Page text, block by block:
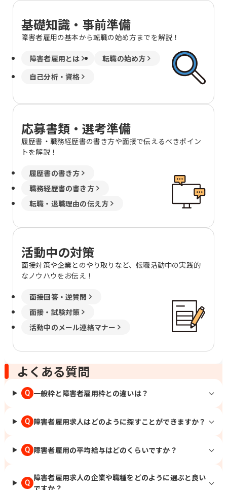
基礎知識・事前準備
障害者雇用の基本から転職の始め方までを解説！
障害者雇用とは
転職の始め方
自己分析・資格
応募書類・選考準備
履歴書・職務経歴書の書き方や面接で伝えるべきポイン
トを解説！
履歴書の書き方
職務経歴書の書き方
転職・退職理由の伝え方
活動中の対策
面接対策や企業とのやり取りなど、転職活動中の実践的
なノウハウをお伝え！
面接回答・逆質問
面接・試験対策
活動中のメール連絡マナー
よくある質問
Q 一般枠と障害者雇用枠との違いは？
Q 障害者雇用求人はどのように探すことができますか？
Q 障害者雇用の平均給与はどのくらいですか？
Q
障害者雇用求人の企業や職種をどのように選ぶと良い
ですか？